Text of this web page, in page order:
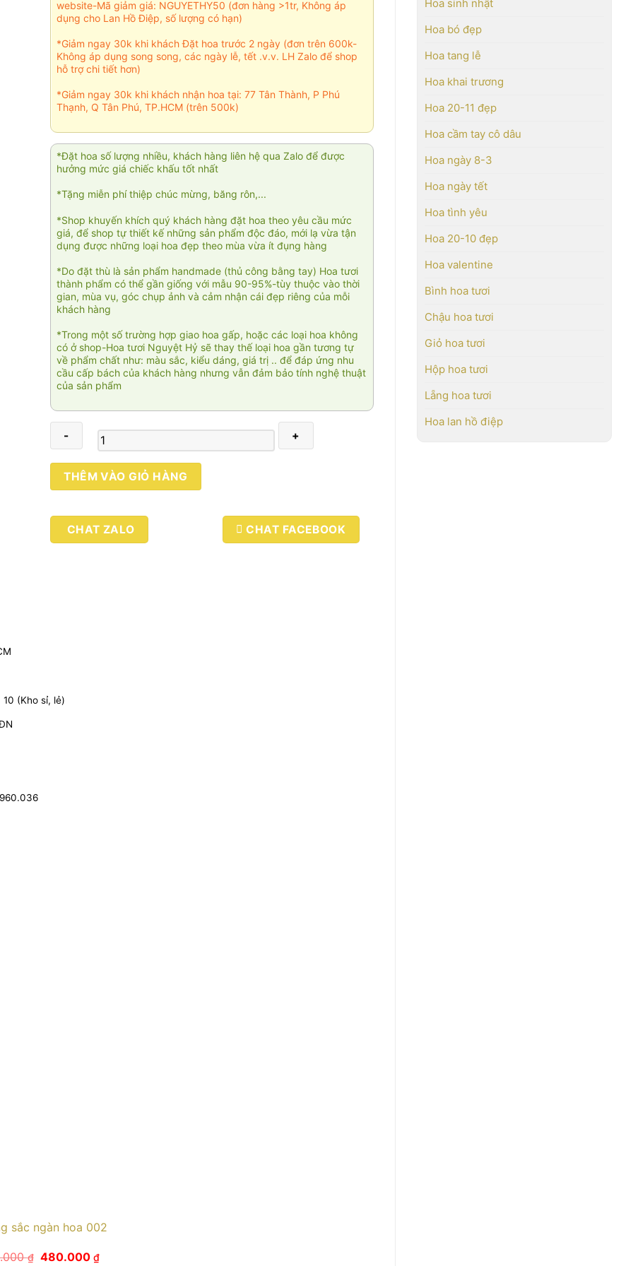
Hoa sinh nhật
Hoa bó đẹp
Hoa tang lễ
Hoa khai trương
Hoa 20-11 đẹp
Hoa cầm tay cô dâu
Hoa ngày 8-3
Hoa ngày tết
Hoa tình yêu
Hoa 20-10 đẹp
Hoa valentine
Bình hoa tươi
Chậu hoa tươi
Giỏ hoa tươi
Hộp hoa tươi
Lẵng hoa tươi
Hoa lan hồ điệp
website-Mã giảm giá: NGUYETHY50 (đơn hàng >1tr, Không áp
dụng cho Lan Hồ Điệp, số lượng có hạn)
*Giảm ngay 30k khi khách Đặt hoa trước 2 ngày (đơn trên 600k-
Không áp dụng song song, các ngày lễ, tết .v.v. LH Zalo để shop
hỗ trợ chi tiết hơn)
*Giảm ngay 30k khi khách nhận hoa tại: 77 Tân Thành, P Phú
Thạnh, Q Tân Phú, TP.HCM (trên 500k)
*Đặt hoa số lượng nhiều, khách hàng liên hệ qua Zalo để được
hưởng mức giá chiếc khấu tốt nhất
*Tặng miễn phí thiệp chúc mừng, băng rôn,...
*Shop khuyến khích quý khách hàng đặt hoa theo yêu cầu mức
giá, để shop tự thiết kế những sản phẩm độc đáo, mới lạ vừa tận
dụng được những loại hoa đẹp theo mùa vừa ít đụng hàng
*Do đặt thù là sản phẩm handmade (thủ công bằng tay) Hoa tươi
thành phẩm có thể gần giống với mẫu 90-95%-tùy thuộc vào thời
gian, mùa vụ, góc chụp ảnh và cảm nhận cái đẹp riêng của mỗi
khách hàng
*Trong một số trường hợp giao hoa gấp, hoặc các loại hoa không
có ở shop-Hoa tươi Nguyệt Hỷ sẽ thay thế loại hoa gần tương tự
về phẩm chất như: màu sắc, kiểu dáng, giá trị .. để đáp ứng nhu
cầu cấp bách của khách hàng nhưng vẫn đảm bảo tính nghệ thuật
của sản phẩm
Duyên
dáng
số
lượng
THÊM VÀO GIỎ HÀNG
CHAT ZALO CHAT FACEBOOK
(Kho sỉ, lẻ)
sắc ngàn hoa 002
₫ Giá
480.000₫Giá